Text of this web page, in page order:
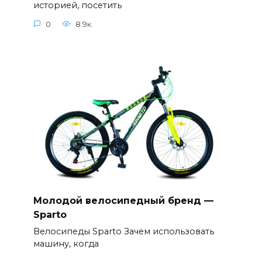
историей, посетить
0 8.9к.
Молодой велосипедный бренд —
Sparto
Велосипеды Sparto Зачем использовать
машину, когда